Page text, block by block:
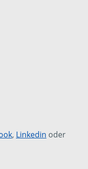
, Linkedin oder